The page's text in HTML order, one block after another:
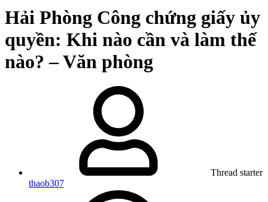
Hải Phòng Công chứng giấy ủy
quyền: Khi nào cần và làm thế
nào? – Văn phòng
Thread starter
thaob307